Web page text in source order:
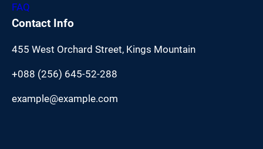
FAQ
Contact Info
455 West Orchard Street, Kings Mountain
+088 (256) 645-52-288
example@example.com